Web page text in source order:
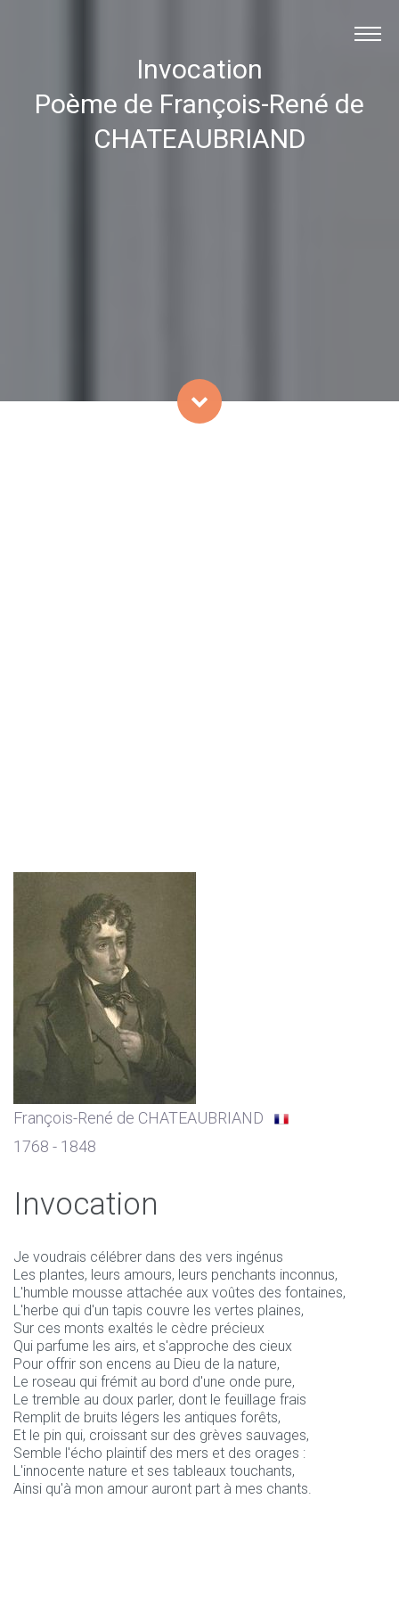
Les poètes
Les poèmes
François-René de
Invocation
Poème de François-René de
CHATEAUBRIAND
François-René de CHATEAUBRIAND
1768 - 1848
Invocation
Je voudrais célébrer dans des vers ingénus
Les plantes, leurs amours, leurs penchants inconnus,
L'humble mousse attachée aux voûtes des fontaines,
L'herbe qui d'un tapis couvre les vertes plaines,
Sur ces monts exaltés le cèdre précieux
Qui parfume les airs, et s'approche des cieux
Pour offrir son encens au Dieu de la nature,
Le roseau qui frémit au bord d'une onde pure,
Le tremble au doux parler, dont le feuillage frais
Remplit de bruits légers les antiques forêts,
Et le pin qui, croissant sur des grèves sauvages,
Semble l'écho plaintif des mers et des orages :
L'innocente nature et ses tableaux touchants,
Ainsi qu'à mon amour auront part à mes chants.